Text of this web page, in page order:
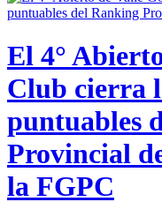
El 4°
Club cierra
puntuables
Provincial
la FGPC